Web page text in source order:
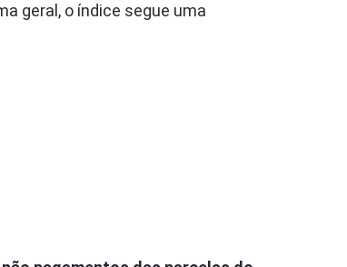
geral, o índice segue uma